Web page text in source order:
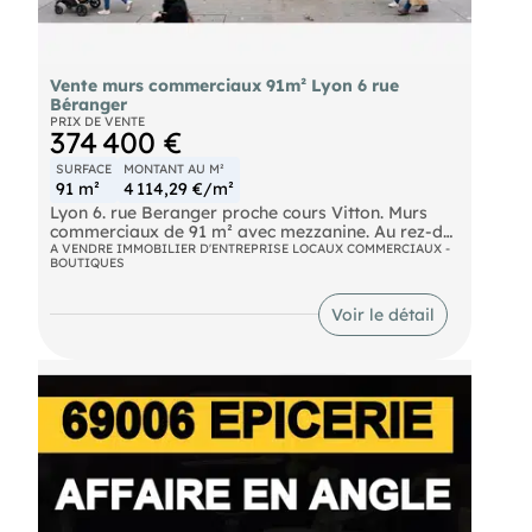
Vente murs commerciaux 91m² Lyon 6 rue
Béranger
PRIX DE VENTE
374 400 €
SURFACE
91 m²
MONTANT AU M²
4 114,29 €/m²
Lyon 6. rue Beranger proche cours Vitton. Murs
commerciaux de 91 m² avec mezzanine. Au rez-de-
chaussée magasin + réserve/cuisine et WC. En
mezzanine : bureau et salle d'eau avec douche.
Très bon état !! ACTIVITÉ AUTORISÉES : Tout
commerce sauf restauration ou activité libérale /
bureaux CONDITIONS FINANCIÈRES : Prix de
est exposé sont disponibles sur le site Géorisques :
A VENDRE IMMOBILIER D'ENTREPRISE LOCAUX COMMERCIAUX -
BOUTIQUES
Voir le détail